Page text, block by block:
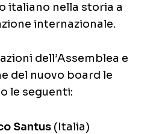
italiano nella storia a
internazionale.
dell’Assemblea e
del nuovo board le
le seguenti:
Santus(Italia)